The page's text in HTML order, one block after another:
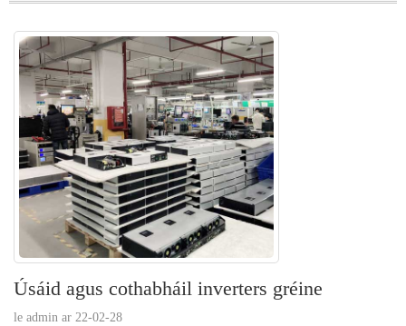
Úsáid agus cothabháil inverters gréine
le admin ar 22-02-28